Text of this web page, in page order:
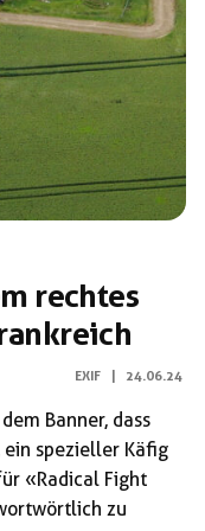
rechtes
EXIF 24.06.24
Banner, dass
ein spezieller Käfig
«Radical Fight
zu